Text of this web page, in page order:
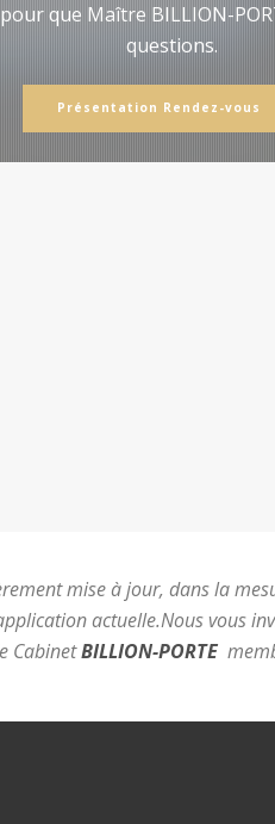
que Maître BILLION-
questions.
Présentation Rendez-vous
mise à jour, dans la
actuelle.Nous vous
CabinetBILLION-PORTE